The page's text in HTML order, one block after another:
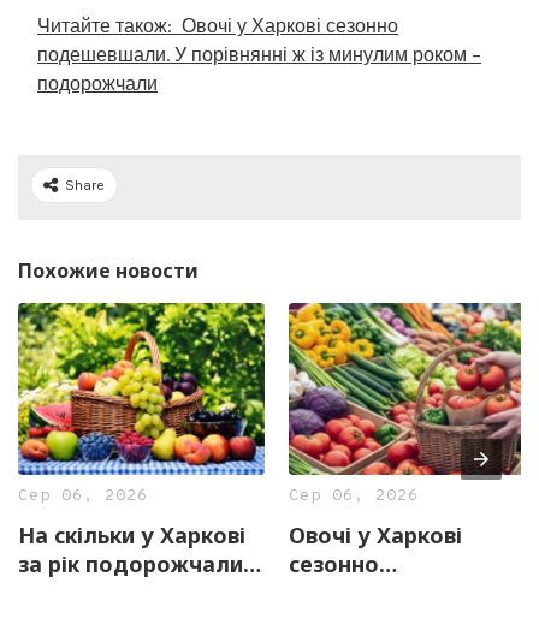
Читайте також: Овочі у Харкові сезонно
подешевшали. У порівнянні ж із минулим роком –
подорожчали
Share
Похожие новости
Сер 06, 2026
На скільки у Харкові
за рік подорожчали
Сер 06, 2026
Овочі у Харкові
сезонно